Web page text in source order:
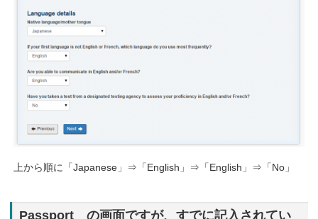
上から順に「Japanese」⇒「English」⇒「English」⇒「No」
Passport の画面ですが、すでに記入されてい